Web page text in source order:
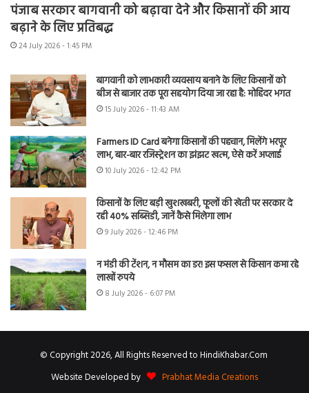
पंजाब सरकार बागवानी को बढ़ावा देने और किसानों की आय
बढ़ाने के लिए प्रतिबद्ध
24 July 2026 - 1:45 PM
बागवानी को लाभकारी व्यवसाय बनाने के लिए किसानों को
बीज से बाजार तक पूरा सहयोग दिया जा रहा है: मोहिंदर भगत
15 July 2026 - 11:43 AM
Farmers ID Card बनेगा किसानों की पहचान, मिलेंगे भरपूर
लाभ, बार-बार रजिस्ट्रेशन का झंझट खत्म, ऐसे करें अप्लाई
10 July 2026 - 12:42 PM
किसानों के लिए बड़ी खुशखबरी, फूलों की खेती पर सरकार दे
रही 40% सब्सिडी, जानें कैसे मिलेगा लाभ
9 July 2026 - 12:46 PM
न मंडी की टेंशन, न मौसम का डर! इस फसल से किसान कमा रहे
लाखों रुपये
8 July 2026 - 6:07 PM
© Copyright 2026, All Rights Reserved to HindiKhabar.Com
Website Developed by
Prabhat Media Creations